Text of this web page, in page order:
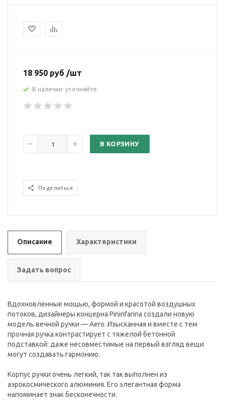
18 950 руб /шт
В наличии: уточняйте
В КОРЗИНУ
Поделиться
Описание Характеристики
Задать вопрос
Вдохновленные мощью, формой и красотой воздушных
потоков, дизайнеры концерна Pininfarina создали новую
модель вечной ручки — Aero. Изысканная и вместе с тем
прочная ручка контрастирует с тяжелой бетонной
подставкой: даже несовместимые на первый взгляд вещи
могут создавать гармонию.
Корпус ручки очень легкий, так так выполнен из
аэрокосмического алюминия. Его элегантная форма
напоминает знак бесконечности.